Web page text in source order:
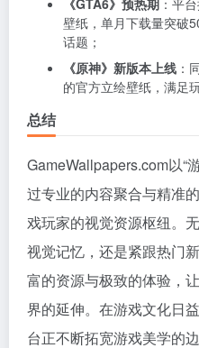
《GTA6》预热期 ：平
壁纸，单月下载量突破
话题；
《原神》新版本上线 ：
的官方立绘壁纸，满足
总结
GameWallpapers.com以“
过专业的内容聚合与精准
戏玩家的视觉资源枢纽。
视觉记忆，还是紧跟热门
富的资源与极致的体验，
界的延伸。在游戏文化日
台正不断拓宽游戏美学的